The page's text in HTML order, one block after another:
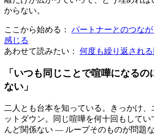
からない。
ここから始める：
パートナーとのつな
感じる
あわせて読みたい：
何度も繰り返され
「いつも同じことで喧嘩になるの
ない」
二人とも台本を知っている。きっかけ、
ットダウン。同じ喧嘩を何十回もしてい
んど関係ない — ループそのものが問題な